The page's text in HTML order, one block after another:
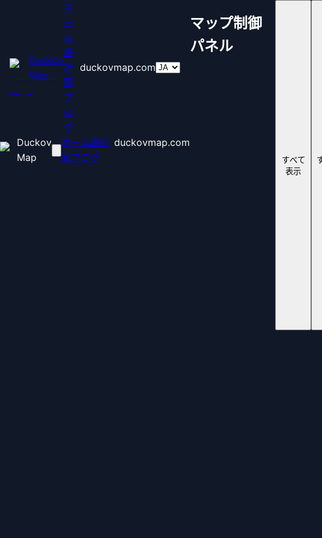
Duckov
Map
ホ
ー
ム
設
計
図
ブ
ロ
グ
duckovmap.com
Duckov
Map
ホーム設計
図 ブログ
duckovmap.com
マップ制御
パネル
すべて
表示